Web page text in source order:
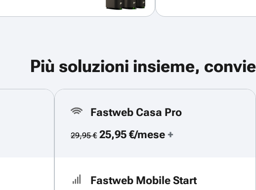
Più soluzioni insieme,
Fastweb Casa Pro
29,95 €25,95 €/mese +
Fastweb Mobile Start